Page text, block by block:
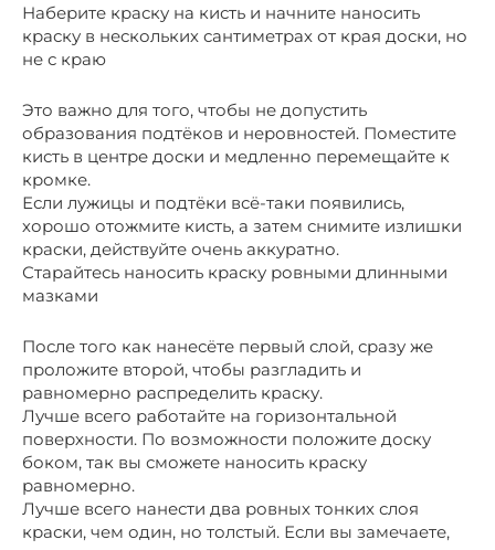
Наберите краску на кисть и начните наносить
краску в нескольких сантиметрах от края доски, но
не с краю
Это важно для того, чтобы не допустить
образования подтёков и неровностей. Поместите
кисть в центре доски и медленно перемещайте к
кромке.
Если лужицы и подтёки всё-таки появились,
хорошо отожмите кисть, а затем снимите излишки
краски, действуйте очень аккуратно.
Старайтесь наносить краску ровными длинными
мазками
После того как нанесёте первый слой, сразу же
проложите второй, чтобы разгладить и
равномерно распределить краску.
Лучше всего работайте на горизонтальной
поверхности. По возможности положите доску
боком, так вы сможете наносить краску
равномерно.
Лучше всего нанести два ровных тонких слоя
краски, чем один, но толстый. Если вы замечаете,